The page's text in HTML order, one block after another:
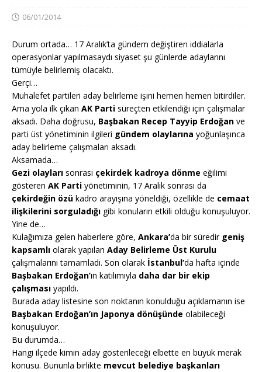
06/01/2014
Durum ortada… 17 Aralık’ta gündem değiştiren iddialarla
operasyonlar yapılmasaydı siyaset şu günlerde adaylarını
tümüyle belirlemiş olacaktı.
Gerçi…
Muhalefet partileri aday belirleme işini hemen hemen bitirdiler.
Ama yola ilk çıkan AK Parti süreçten etkilendiği için çalışmalar
aksadı. Daha doğrusu, Başbakan Recep Tayyip Erdoğan ve
parti üst yönetiminin ilgileri gündem olaylarına yoğunlaşınca
aday belirleme çalışmaları aksadı.
Aksamada…
Gezi olayları sonrası çekirdek kadroya dönme eğilimi
gösteren AK Parti yönetiminin, 17 Aralık sonrası da
çekirdeğin özü kadro arayışına yöneldiği, özellikle de cemaat
ilişkilerini sorguladığı gibi konuların etkili olduğu konuşuluyor.
Yine de…
Kulağımıza gelen haberlere göre, Ankara’da bir süredir geniş
kapsamlı olarak yapılan Aday Belirleme Üst Kurulu
çalışmalarını tamamladı. Son olarak İstanbul’da hafta içinde
Başbakan Erdoğan’ın katılımıyla daha dar bir ekip
çalışması yapıldı.
Burada aday listesine son noktanın konulduğu açıklamanın ise
Başbakan Erdoğan’ın Japonya dönüşünde olabileceği
konuşuluyor.
Bu durumda…
Hangi ilçede kimin aday gösterileceği elbette en büyük merak
konusu. Bununla birlikte mevcut belediye başkanları